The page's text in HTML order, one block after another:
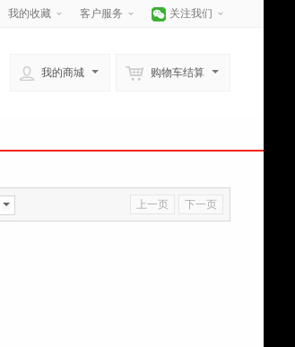
我的收藏 客户服务 关注我们
我的商城 购物车结算
上一页 下一页